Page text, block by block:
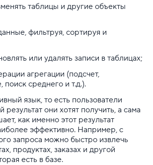
и как ей пользоваться
начинающих
таблицы и другие объекты
фильтруя, сортируя и
или удалять записи в таблицах;
агрегации (подсчет,
поиск среднего и т.д.).
язык, то есть пользователи
результат они хотят получить, а сама
как именно этот результат
эффективно. Например, с
запроса можно быстро извлечь
продуктах, заказах и другой
есть в базе.